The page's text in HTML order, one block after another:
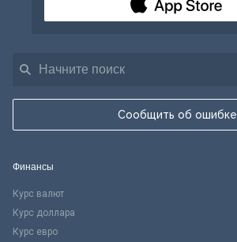
Сообщить об ошибке
Финансы
Курс валют
Курс доллара
Курс евро